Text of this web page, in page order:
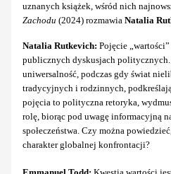
uznanych książek, wśród nich
Zachodu (2024) rozmawia Natalia
Natalia Rutkevich: Pojęcie
publicznych dyskusjach
uniwersalność, podczas gdy świat
tradycyjnych i rodzinnych,
pojęcia to polityczna retoryka,
rolę, biorąc pod uwagę informacyjną
społeczeństwa. Czy można
charakter globalnej konfrontacji?